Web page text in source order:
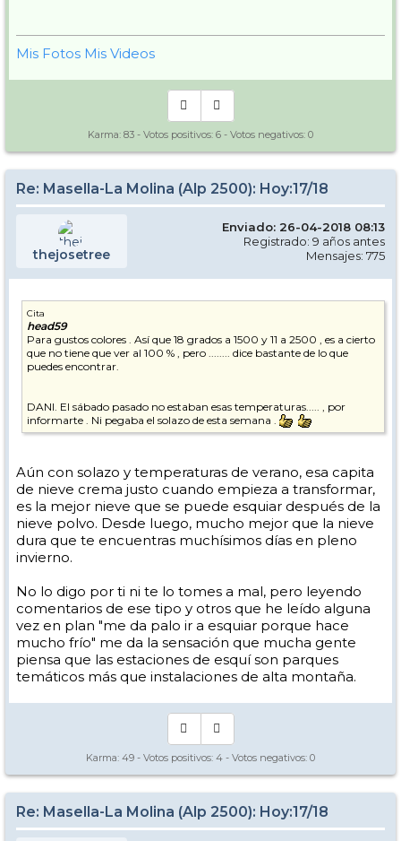
Enamorats apurando hasta el final
11:25
2015
El pasillo, 18 de abril de 2015, a las 9:23. A esta hora se ve bastante
aceptable
Ese mismo día, a las 13:00. La cosa está algo peor
En resumen... Se trata de aguantar el Pla abierto. Eso permite tener
más coches, esquiadores y paseantes en el Pla. Y también permite
decir que tienen abierto un desnivel de 935 m.
Un saludo.
Mis Fotos Mis Videos
Karma: 83 - Votos positivos: 6 - Votos negativos: 0
Re: Masella-La Molina (Alp 2500): Hoy:17/18
thejosetree
Enviado: 26-04-2018 08:13
Registrado: 9 años antes
Mensajes: 775
Cita
head59
Para gustos colores . Así que 18 grados a 1500 y 11 a 2500 , es a cierto
que no tiene que ver al 100 % , pero ........ dice bastante de lo que
puedes encontrar.
DANI. El sábado pasado no estaban esas temperaturas..... , por
informarte . Ni pegaba el solazo de esta semana .
Aún con solazo y temperaturas de verano, esa capita
de nieve crema justo cuando empieza a transformar,
es la mejor nieve que se puede esquiar después de la
nieve polvo. Desde luego, mucho mejor que la nieve
dura que te encuentras muchísimos días en pleno
invierno.
No lo digo por ti ni te lo tomes a mal, pero leyendo
comentarios de ese tipo y otros que he leído alguna
vez en plan "me da palo ir a esquiar porque hace
mucho frío" me da la sensación que mucha gente
piensa que las estaciones de esquí son parques
temáticos más que instalaciones de alta montaña.
Karma: 49 - Votos positivos: 4 - Votos negativos: 0
Re: Masella-La Molina (Alp 2500): Hoy:17/18